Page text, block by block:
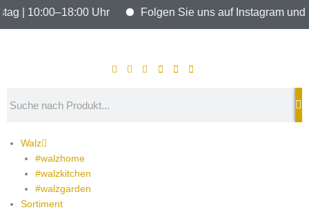
| 10:00–18:00 Uhr Folgen Sie uns auf Instagram und
Zum
Walz
#walzhome
#walzkitchen
#walzgarden
Sortiment